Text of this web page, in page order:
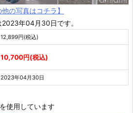
他の写真はコチラ】
年04月30日です。
12,899円(税込)
10,700円(税込)
2023年04月30日
使用しています